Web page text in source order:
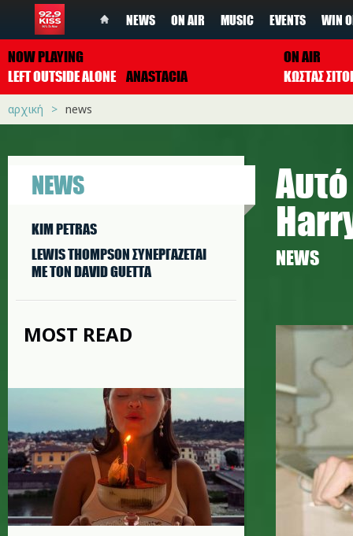
NEWS ON AIR MUSIC EVENTS WIN
NOW PLAYING
LEFT OUTSIDE ALONE ANASTACIA
ON AIR
ΚΩΣΤΑΣ
αρχική news
NEWS
KIM PETRAS
LEWIS THOMPSON ΣΥΝΕΡΓAΖΕΤΑΙ
ΜΕ ΤΟΝ DAVID GUETTA
MOST READ
NEWS